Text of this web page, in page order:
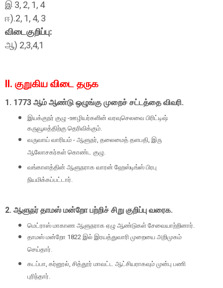
இ 3, 2, 1, 4
ஈ).2, 1, 4, 3
விடைகுறிப்பு:
ஆ) 2,3,4,1
II. குறுகிய விடை தருக
1. 1773 ஆம் ஆண்டு ஒழுங்கு முறைச் சட்டத்தை விவரி.
இயக்குநர் குழு -ஊழியர்களின் வரவுசெலவை பிரிட்டிஷ்
கருவூலத்திற்கு தெரிவிக்கும்.
வருவாய் வாரியம் - ஆளுநர், தலைமைத் தளபதி, இரு
ஆலோசகர்கள் கொண்ட குழு.
வங்காளத்தின் ஆளுநராக வாரன் ஹேஸ்டிங்ஸ் பிரபு
நியமிக்கப்பட்டார்.
2. ஆளுநர் தாமஸ் மன்றோ பற்றிச் சிறு குறிப்பு வரைக.
மெட்ராஸ் மாகாண ஆளுநராக ஏழு ஆண்டுகள் சேவையாற்றினார்.
தாமஸ் மன்றோ 1822 இல் இரயத்துவாரி முறையை அறிமுகம்
செய்தார்.
கடப்பா, கர்னூல், சித்தூர் மாவட்ட ஆட்சியராகவும் முன்பு பணி
புரிந்தார்.